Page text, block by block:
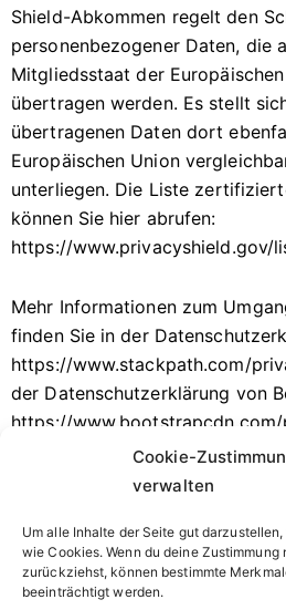
Cookie-
verwalten
Um alle Inhalte der Seite gut
wie Cookies. Wenn du deine Zustimmung
zurückziehst, können bestimmte
beeinträchtigt werden.
Shield-Abkommen regelt den
personenbezogener Daten, die
Mitgliedsstaat der
übertragen werden. Es stellt
übertragenen Daten dort
Europäischen Union
unterliegen. Die Liste
können Sie hier abrufen:
https://www.privacyshield.gov/
Mehr Informationen zum
finden Sie in der
https://www.stackpath.com/
der Datenschutzerklärung von
https://
Stand der Datenschutzerklärung:
Quelle: Süddeutsche